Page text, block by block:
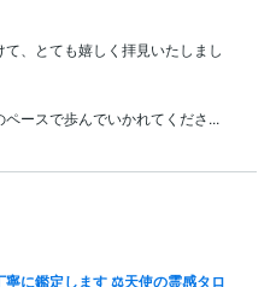
、とても嬉しく拝見いたしまし
ースで歩んでいかれてくださ...
に鑑定します ⚖️天使の霊感タロ